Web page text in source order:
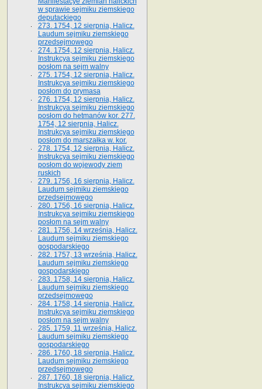
w sprawie sejmiku ziemskiego
deputackiego
273. 1754, 12 sierpnia, Halicz.
Laudum sejmiku ziemskiego
przedsejmowego
274. 1754, 12 sierpnia, Halicz.
Instrukcya sejmiku ziemskiego
posłom na sejm walny
275. 1754, 12 sierpnia, Halicz.
Instrukcya sejmiku ziemskiego
posłom do prymasa
276. 1754, 12 sierpnia, Halicz.
Instrukcya sejmiku ziemskiego
posłom do hetmanów kor. 277.
1754, 12 sierpnia, Halicz.
Instrukcya sejmiku ziemskiego
posłom do marszałka w. kor.
278. 1754, 12 sierpnia, Halicz.
Instrukcya sejmiku ziemskiego
posłom do wojewody ziem
ruskich
279. 1756, 16 sierpnia, Halicz.
Laudum sejmiku ziemskiego
przedsejmowego
280. 1756, 16 sierpnia, Halicz.
Instrukcya sejmiku ziemskiego
posłom na sejm walny
281. 1756, 14 września, Halicz.
Laudum sejmiku ziemskiego
gospodarskiego
282. 1757, 13 września, Halicz.
Laudum sejmiku ziemskiego
gospodarskiego
283. 1758, 14 sierpnia, Halicz.
Laudum sejmiku ziemskiego
przedsejmowego
284. 1758, 14 sierpnia, Halicz.
Instrukcya sejmiku ziemskiego
posłom na sejm walny
285. 1759, 11 września, Halicz.
Laudum sejmiku ziemskiego
gospodarskiego
286. 1760, 18 sierpnia, Halicz.
Laudum sejmiku ziemskiego
przedsejmowego
287. 1760, 18 sierpnia, Halicz.
Instrukcya sejmiku ziemskiego